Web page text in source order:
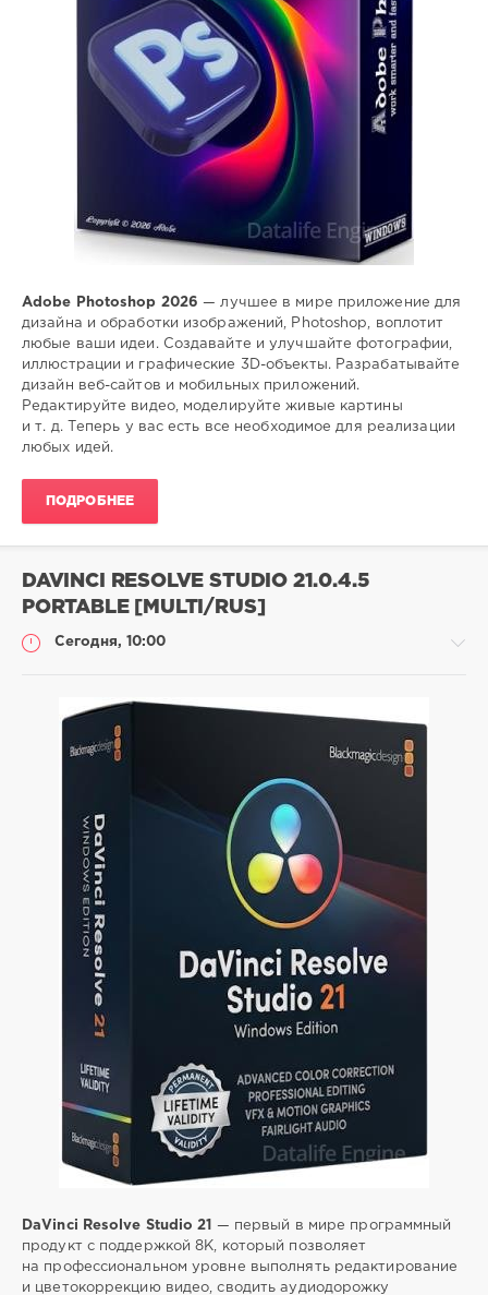
Adobe Photoshop 2026 — лучшее в мире приложение для
дизайна и обработки изображений, Photoshop, воплотит
любые ваши идеи. Создавайте и улучшайте фотографии,
иллюстрации и графические 3D-объекты. Разрабатывайте
дизайн веб-сайтов и мобильных приложений.
Редактируйте видео, моделируйте живые картины
и т. д. Теперь у вас есть все необходимое для реализации
любых идей.
ПОДРОБНЕЕ
DAVINCI RESOLVE STUDIO 21.0.4.5
PORTABLE [MULTI/RUS]
Сегодня, 10:00
Софт
редактирование
цветокоррекция
видео,
добавлять
эффекты
DaVinci Resolve Studio 21
— первый в мире программный
продукт с поддержкой 8K, который позволяет
на профессиональном уровне выполнять редактирование
и цветокоррекцию видео, сводить аудиодорожку